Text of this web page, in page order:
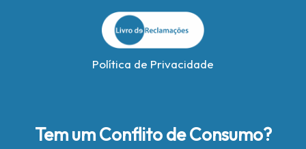
Política de Privacidade
Tem um Conflito de Consumo?